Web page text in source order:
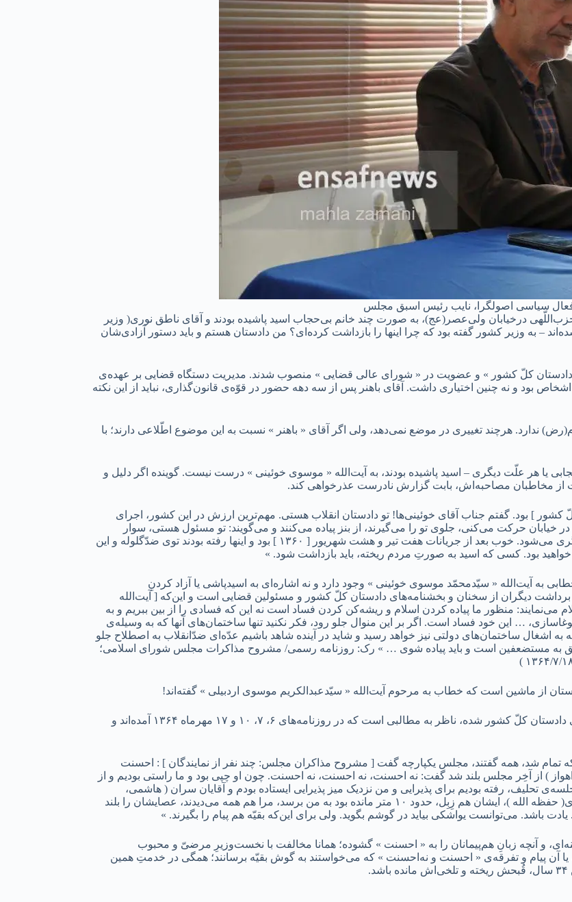
فعال سیاسی اصولگرا، نایب رئیس اسبق مجلس
درخیابان ولی‌عصر(عج)، به صورت چند خانم بی‌حجاب اسید پاشیده بودند و آقای ناطق نوری( وزیر
– به وزیر کشور گفته بود که چرا اینها را بازداشت کرده‌ای؟ من دادستان هستم و باید دستور آزادی‌شان
کلّ کشور » و عضویت در « شورای عالی قضایی » منصوب شدند. مدیریت دستگاه قضایی بر عهده‌ی
بود و نه چنین اختیاری داشت. آقای باهنر پس از سه دهه حضور در قوّه‌ی قانون‌گذاری، نباید از این نکته
۲. به رغم جستجو، اسیدپاشی به خانم‌های بی‌حجاب، اصلاً سابقه‌ای در دوران امام(رض) ندارد. هرچند تغییری در موضع نمی‌‎دهد، ولی اگر آقای « باهنر » نسبت به این موضوع اطّلاعی دارند؛ با
یا هر علّت دیگری – اسید پاشیده بودند، به آیت‌الله « موسوی خوئینی » درست نیست. گوینده اگر دلیل و
است از مخاطبان مصاحبه‌اش، بابت گزارش نادرست عذرخواهی کند.
کشور ] بود. گفتم جناب آقای خوئینی‌ها! تو دادستان انقلاب هستی. مهم‌ترین ارزش در این کشور، اجرای
حرکت ‌می‌کنی، جلوی تو را می‌گیرند، از بنز پیاده‌‌ می‌کنند و می‌گویند: تو مسئول هستی، سوار
موتورسیکلت بشو و برو دادستانی. فردا نوبت خودت می‌شود، پس فردا نوبت دیگری می‌شود. خوب بعد از جریانات هفت تیر و هشت شهریور [ ۱۳۶۰ ] بود و اینها رفته بودند توی ضدّگلوله و این
بود. کسی که اسید به صورتِ مردم ریخته، باید بازداشت شود. »
۴. اصلاً در بیانات پیش از دستور آقای « محمّدرضا باهنر » در مراسم تحلیف، نه خطابی به آیت‌الله « سیّدمحمّد موسوی خوئینی » وجود دارد و نه اشاره‌‎ای به اسیدپاشی یا آزاد کردنِ
دیگران از سخنان و بخشنامه‌های دادستان کلّ کشور و مسئولین قضایی است و این‌که [ آیت‌الله
منظور ما پیاده کردن اسلام و ریشه‌کن کردن فساد است نه این که فسادی را از بین ببریم و به
… این خود فساد است. اگر بر این منوال جلو رود، فکر نکنید تنها ساختمان‌های آنها که به وسیله‌ی
اشغال ساختمان‌های دولتی نیز خواهد رسید و شاید در آینده شاهد باشیم عدّه‌ای ضدّانقلاب به اصطلاح جلو
به مستضعفین است و باید پیاده شوی … » رک: روزنامه رسمی/ مشروح مذاکرات مجلس شورای اسلامی؛
از ماشین است که خطاب به مرحوم آیت‌الله « سیّدعبدالکریم موسوی اردبیلی » گفته‌اند!
۵. اشاره‌ و انتقادی که در نطق پیش از دستورِ آن تحلیف، به بیانات و بخشنامه‌های دادستان کلّ کشور شده، ناظر به مطالبی است که در روزنامه‌های ۶، ۷، ۱۰ و ۱۷ مهرماه ۱۳۶۴ آمده‌اند و
تمام شد، همه گفتند، مجلس یکپارچه گفت [ مشروح مذاکران مجلس: چند نفر از نمایندگان ] : احسنت
) از آخِر مجلس بلند شد گفت: نه احسنت، نه احسنت، نه احسنت. چون او چپی بود و ما راستی بودیم و از
رفته بودیم برای پذیرایی و من نزدیک میز پذیرایی ایستاده بودم و آقایان سران ( هاشمی،
خامنه‌ای، موسوی اردبیلی و خوئینی‌ها ) داشتند می‌آمدند. حضرت آیت‌الله خامنه‌ای( حفظه الله )، ایشان هم زِبِل، حدود ۱۰ متر مانده بود به من برسد، مرا هم همه می‌دیدند، عصایشان را بلند
باشد. می‌توانست یواشکی بیاید در گوشم بگوید. ولی برای این‌که بقیّه هم پیام را بگیرند. »
و آنچه زبانِ هم‌پیمانان را به « احسنت » گشوده؛ همانا مخالفت با نخست‌وزیرِ مرضیّ و محبوب
یا آن پیام و تفرقه‌ی « احسنت و نه‌احسنت » که می‌خواستند به گوش بقیّه برسانند؛ همگی در خدمتِ همین